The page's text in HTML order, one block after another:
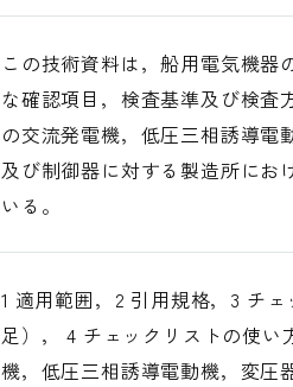
この技術資料は，船用電気機器
な確認項目，検査基準及び検査
の交流発電機，低圧三相誘導電
及び制御器に対する製造所にお
いる。
1 適用範囲，2 引用規格，3 チ
足）， 4 チェックリストの使
機，低圧三相誘導電動機，変圧